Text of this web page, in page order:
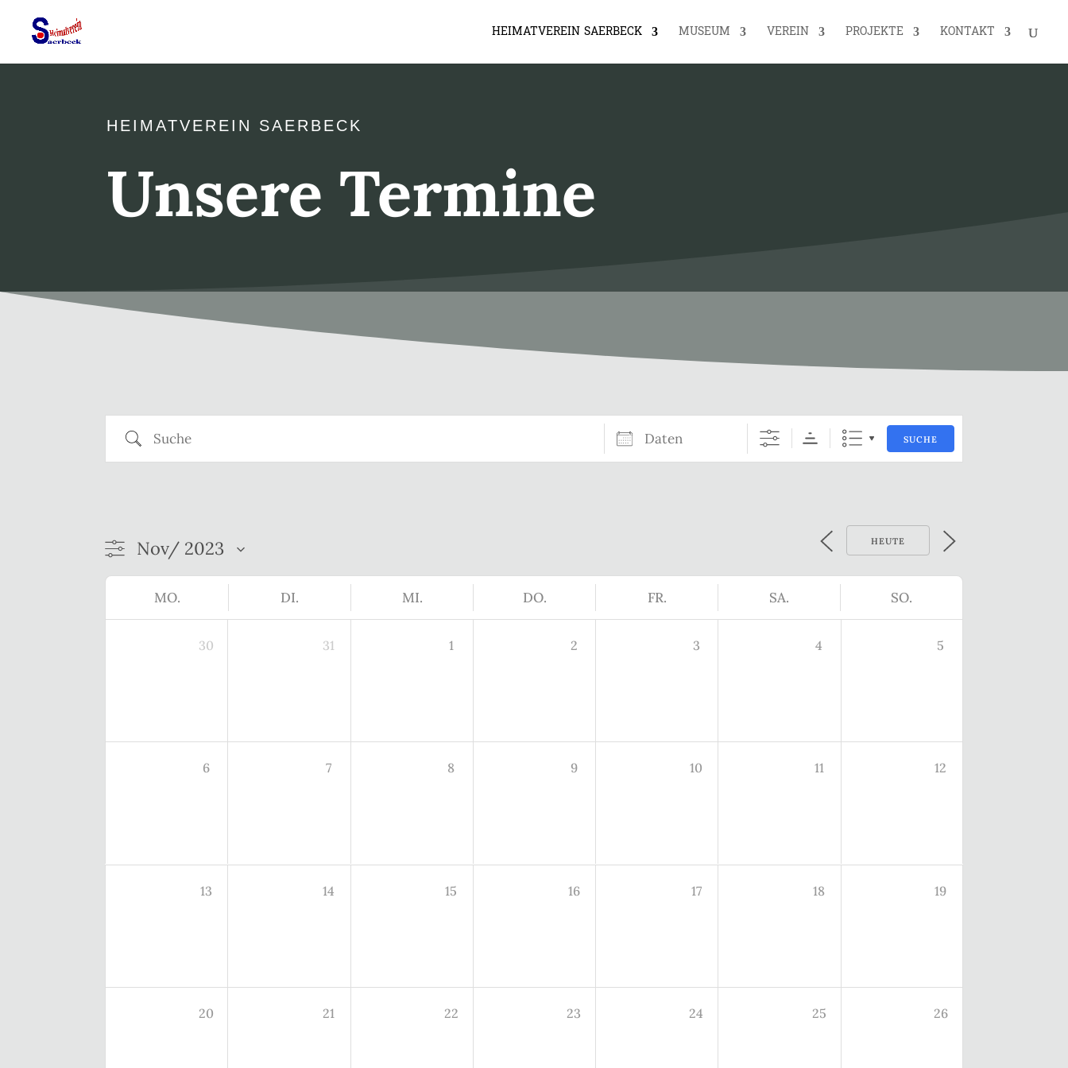
HEIMATVEREIN SAERBECK MUSEUM VEREIN PROJEKTE KONTAKT
HEIMATVEREIN SAERBECK
Unsere Termine
Suche Daten SUCHE
HEUTE
MO. DI. MI. DO. FR. SA. SO.
30 31 1 2 3 4 5
6 7 8 9 10 11 12
13 14 15 16 17 18 19
20 21 22 23 24 25 26